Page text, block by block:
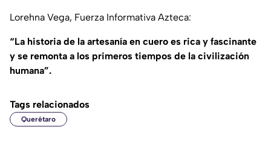
Lorehna Vega, Fuerza Informativa Azteca:
“La historia de la artesanía en cuero es rica y fascinante
y se remonta a los primeros tiempos de la civilización
humana”.
Tags relacionados
Querétaro